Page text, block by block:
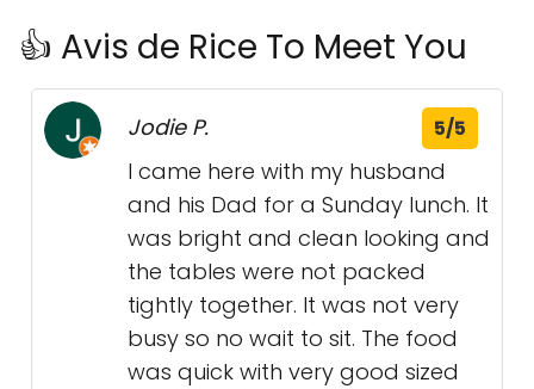
👍 Avis de Rice To Meet You
Jodie P. 5/5
I came here with my husband
and his Dad for a Sunday lunch. It
was bright and clean looking and
the tables were not packed
tightly together. It was not very
busy so no wait to sit. The food
was quick with very good sized